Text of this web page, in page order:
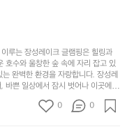
을
가
려
보
세
요.
는
크
기,
무
게,
웃
도
어
의
경
이
라
고
해
야
하
은 자연과의 완벽한 조화를 이루며,
하게 놀 수 있는 놀이시설이 마련
다. 주변의 다양한 관광지와 먹거
다.  또한, 캠핑장을 방문한 후 지속
습니다. 포레스트 창평은 단순한 캠
꼭 한번 경험해봐야 할 장소로 자리
루는 장성레이크 글램핑은 힐링과
호수와 울창한 숲 속에 자리 잡고 있
완벽한 환경을 자랑합니다. 장성레
바쁜 일상에서 잠시 벗어나 이곳에
제공되는 특별한 불멍 공간은 소중
간을 만들어 줍니다. 또한, 주변의 자
0 0